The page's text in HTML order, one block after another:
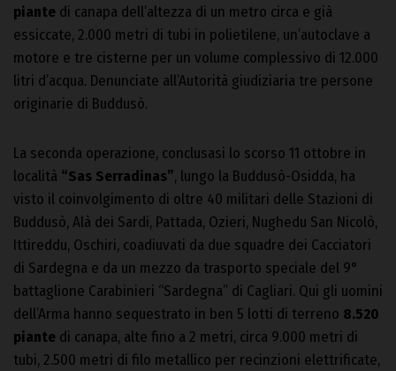
piante di canapa dell’altezza di un metro circa e già
essiccate, 2.000 metri di tubi in polietilene, un’autoclave a
motore e tre cisterne per un volume complessivo di 12.000
litri d’acqua. Denunciate all’Autorità giudiziaria tre persone
originarie di Buddusò.
La seconda operazione, conclusasi lo scorso 11 ottobre in
località “Sas Serradinas”, lungo la Buddusò-Osidda, ha
visto il coinvolgimento di oltre 40 militari delle Stazioni di
Buddusò, Alà dei Sardi, Pattada, Ozieri, Nughedu San Nicolò,
Ittireddu, Oschiri, coadiuvati da due squadre dei Cacciatori
di Sardegna e da un mezzo da trasporto speciale del 9°
battaglione Carabinieri “Sardegna” di Cagliari. Qui gli uomini
dell’Arma hanno sequestrato in ben 5 lotti di terreno 8.520
piante di canapa, alte fino a 2 metri, circa 9.000 metri di
tubi, 2.500 metri di filo metallico per recinzioni elettrificate,